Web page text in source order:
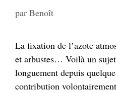
par Benoît
La fixation de l’azote
et arbustes… Voilà un
longuement depuis
contribution